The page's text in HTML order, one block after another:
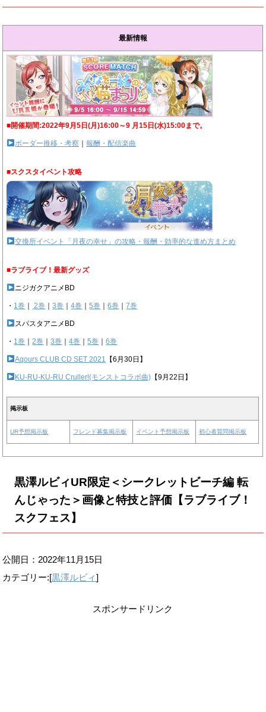
最新情報
■開催期間:2022年9月5日(月)16:00～9 月15日(水)15:00まで。
ボーダー推移・考察 ｜報酬・配信楽曲
■スクスタイベント攻略
交換所イベント「月夜の幸せ」の攻略・報酬・効率的な進め方まとめ
■ラブライブ！最新グッズ
ニジガクアニメBD
・ 1巻 2巻 ｜3巻 ｜4巻 ｜5巻 ｜6巻 ｜7巻
スパスタアニメBD
・ 1巻 ｜2巻 ｜3巻 ｜4巻 ｜5巻 ｜6巻
Aqours CLUB CD SET 2021 【6月30日】
KU-RU-KU-RU Cruller!(モンストコラボ曲) 【9月22日】
掲示板
UR予想掲示板 フレンド募集掲示板 イベント予想掲示板 初心者質問掲示板
黒澤ルビィUR限定＜シークレットビーチ編 転
んじゃった＞画像と特技と評価【ラブライブ！
スクフェス】
公開日： 2022年11月15日
カテゴリー:[黒澤ルビィ]
スポンサードリンク